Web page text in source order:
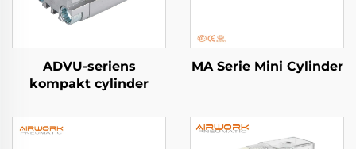
ADVU-seriens
kompakt cylinder
MA Serie Mini Cylinder